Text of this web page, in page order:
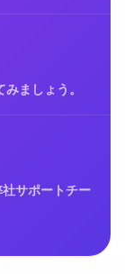
ましょう。
サポートチー